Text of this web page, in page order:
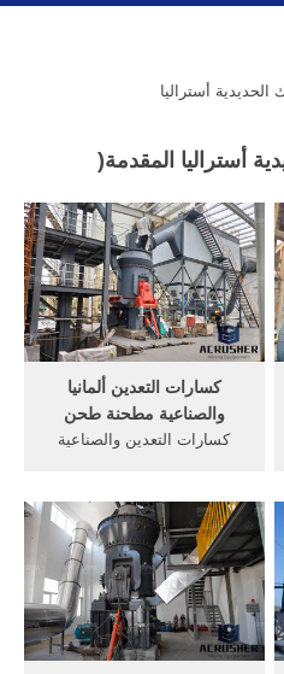
أستراليا
أستراليا المقدمة(
كسارات التعدين ألمانيا
والصناعية مطحنة طحن
كسارات التعدين والصناعية
مطحنة آلة مطحنة
aeroacoustics ألمانيا, الموفرة
للطاقة مطحنة الكرة / طحن
مطحنة الكرة صنع في, بيت],
مطحنة التوابل ومصنعوطاحونة,
كسارات الجرانيت كندا ...